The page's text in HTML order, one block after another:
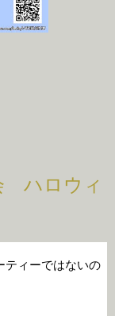
ハロウィ
ティーではないの